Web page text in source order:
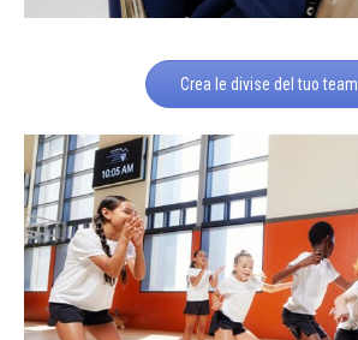
Crea le divise del tuo team